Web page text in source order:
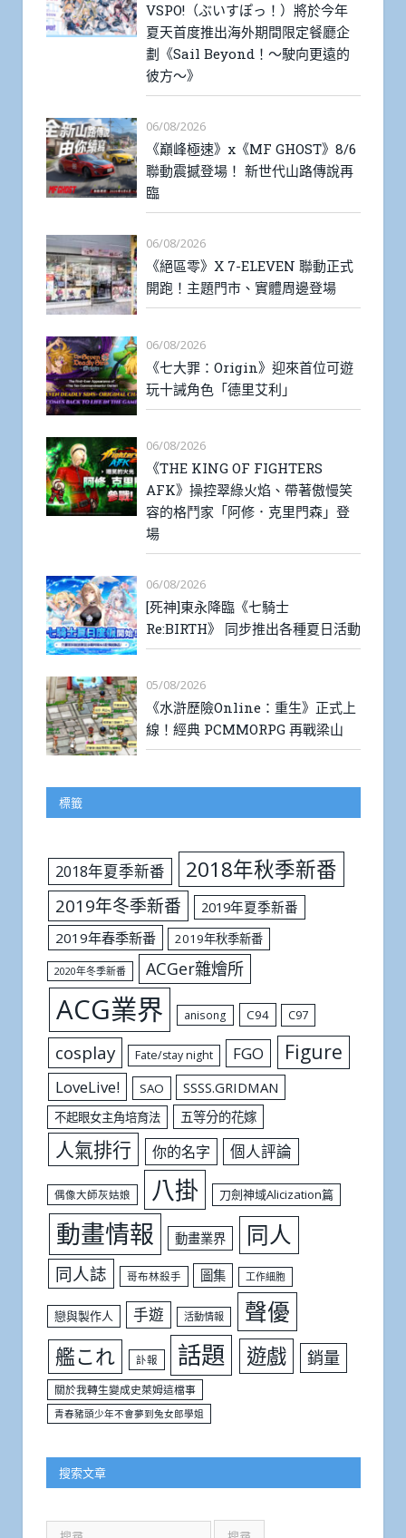
VSPO!（ぶいすぽっ！）將於今年
夏天首度推出海外期間限定餐廳企
劃《Sail Beyond！～駛向更遠的
彼方～》
06/08/2026
《巔峰極速》x《MF GHOST》8/6
聯動震撼登場！ 新世代山路傳說再
臨
06/08/2026
《絕區零》X 7-ELEVEN 聯動正式
開跑！主題門市、實體周邊登場
06/08/2026
《七大罪：Origin》迎來首位可遊
玩十誡角色「德里艾利」
06/08/2026
《THE KING OF FIGHTERS
AFK》操控翠綠火焰、帶著傲慢笑
容的格鬥家「阿修．克里門森」登
場
06/08/2026
[死神]東永降臨《七騎士
Re:BIRTH》 同步推出各種夏日活動
05/08/2026
《水滸歷險Online：重生》正式上
線！經典 PCMMORPG 再戰梁山
標籤
2018年夏季新番 2018年秋季新番
2019年冬季新番
2019年夏季新番
2019年春季新番
2019年秋季新番
2020年冬季新番 ACGer雜燴所
ACG業界 anisong C94 C97
cosplay Fate/stay night FGO Figure
LoveLive! SAO SSSS.GRIDMAN
不起眼女主角培育法 五等分的花嫁
人氣排行 你的名字 個人評論
偶像大師灰姑娘 八掛 刀劍神域Alicization篇
動畫情報 動畫業界 同人
同人誌 哥布林殺手 圖集 工作細胞
戀與製作人 手遊 活動情報 聲優
艦これ 訃報 話題 遊戲 銷量
關於我轉生變成史萊姆這檔事
青春豬頭少年不會夢到兔女郎學姐
搜索文章